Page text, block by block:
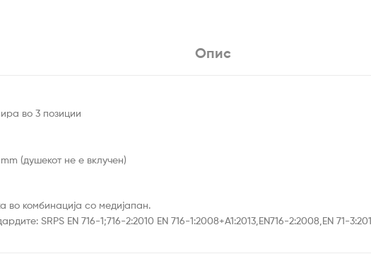
Опис
во 3 позиции
(душекот не е вклучен)
во комбинација со медијапан.
SRPS EN 716-1;716-2:2010 EN 716-1:2008+A1:2013,EN716-2:2008,EN 71-